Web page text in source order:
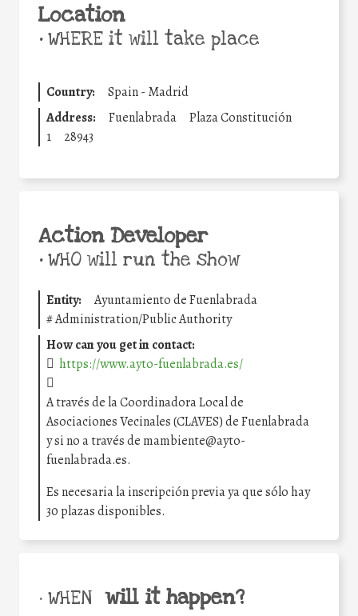
Location
•WHERE it will take place
Country:
Spain - Madrid
Address:
Fuenlabrada
Plaza Constitución
1
28943
Action Developer
•WHO will run the show
Entity:
Ayuntamiento de Fuenlabrada
#Administration/Public Authority
How can you get in contact:
https://www.ayto-fuenlabrada.es/
A través de la Coordinadora Local de
Asociaciones Vecinales (CLAVES) de Fuenlabrada
y si no a través de mambiente@ayto-
fuenlabrada.es.
Es necesaria la inscripción previa ya que sólo hay
30 plazas disponibles.
• WHEN will it happen?